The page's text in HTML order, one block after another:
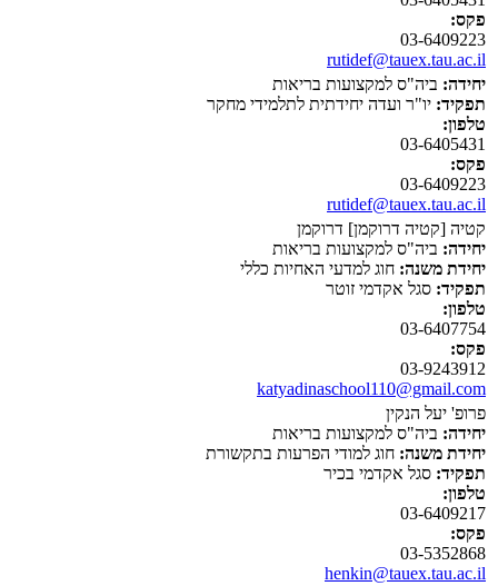
פקס:
03-6409223
rutidef@tauex.tau.ac.il
יחידה: ביה"ס למקצועות בריאות
תפקיד: יו"ר ועדה יחידתית לתלמידי מחקר
טלפון:
03-6405431
פקס:
03-6409223
rutidef@tauex.tau.ac.il
קטיה [קטיה דרוקמן] דרוקמן
יחידה: ביה"ס למקצועות בריאות
יחידת משנה: חוג למדעי האחיות כללי
תפקיד: סגל אקדמי זוטר
טלפון:
03-6407754
פקס:
03-9243912
katyadinaschool110@gmail.com
פרופ' יעל הנקין
יחידה: ביה"ס למקצועות בריאות
יחידת משנה: חוג למודי הפרעות בתקשורת
תפקיד: סגל אקדמי בכיר
טלפון:
03-6409217
פקס:
03-5352868
henkin@tauex.tau.ac.il